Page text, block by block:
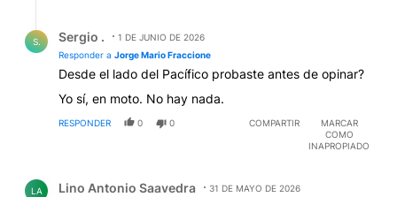
S. Sergio .
1 DE JUNIO DE 2026
Responder a Jorge Mario Fraccione
Desde el lado del Pacífico probaste antes de opinar?
Yo sí, en moto. No hay nada.
RESPONDER 0 0 COMPARTIR
MARCAR
COMO
INAPROPIADO
LA Lino Antonio Saavedra 31 DE MAYO DE 2026